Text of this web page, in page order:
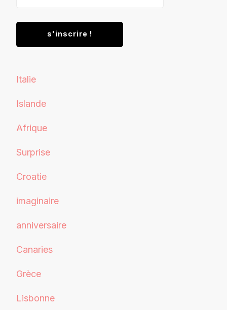
Italie
Islande
Afrique
Surprise
Croatie
imaginaire
anniversaire
Canaries
Grèce
Lisbonne